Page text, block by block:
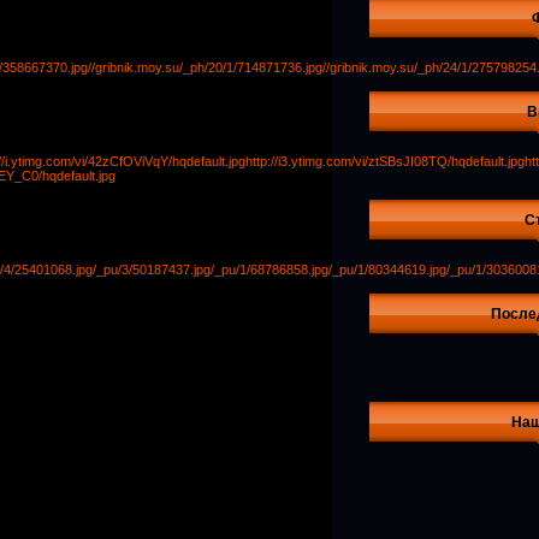
//gribnik.moy.su/_ph/20/1/714871736.jpg//gribnik.moy.su/_ph/24/1/
i.ytimg.com/vi/42zCfOViVqY/hqdefault.jpghttp://i3.ytimg.com/vi/ztSBsJI08TQ/hqdefault.jpg
hqdefault.jpg
4/25401068.jpg/_pu/3/50187437.jpg/_pu/1/68786858.jpg/_pu/1/80344619.jpg/_pu/1/